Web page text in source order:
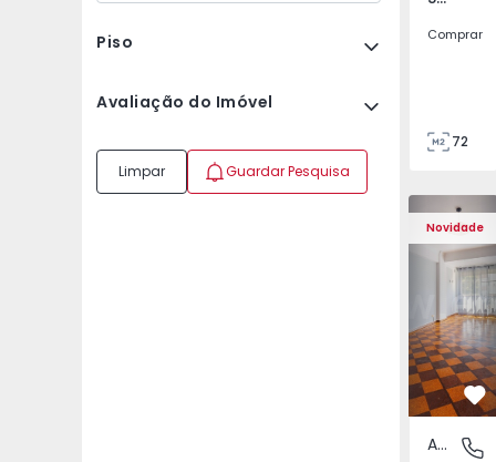
Piso
Avaliação do Imóvel
Limpar Guardar Pesquisa
Comprar
72
Novidade
Apartamento T5
Olivais,
Apartamento